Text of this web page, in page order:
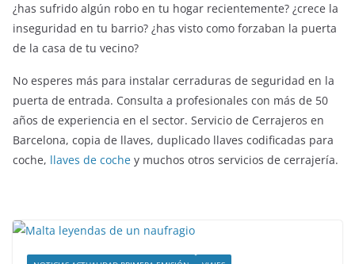
¿has sufrido algún robo en tu hogar recientemente? ¿crece la
inseguridad en tu barrio? ¿has visto como forzaban la puerta
de la casa de tu vecino?
No esperes más para instalar cerraduras de seguridad en la
puerta de entrada. Consulta a profesionales con más de 50
años de experiencia en el sector. Servicio de Cerrajeros en
Barcelona, copia de llaves, duplicado llaves codificadas para
coche, llaves de coche y muchos otros servicios de cerrajería.